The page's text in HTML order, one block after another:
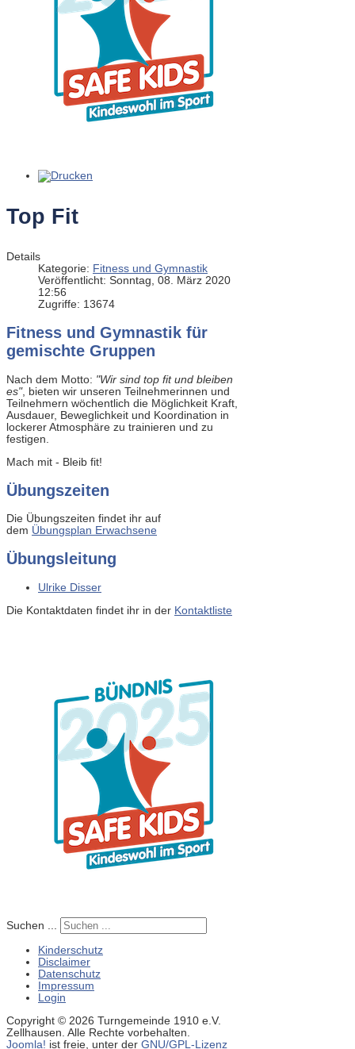
Top Fit
Details
Kategorie: Fitness und Gymnastik
Veröffentlicht: Sonntag, 08. März 2020
12:56
Zugriffe: 13674
Fitness und Gymnastik für
gemischte Gruppen
Nach dem Motto: "Wir sind top fit und bleiben
es", bieten wir unseren Teilnehmerinnen und
Teilnehmern wöchentlich die Möglichkeit Kraft,
Ausdauer, Beweglichkeit und Koordination in
lockerer Atmosphäre zu trainieren und zu
festigen.
Mach mit - Bleib fit!
Übungszeiten
Die Übungszeiten findet ihr auf
dem Übungsplan Erwachsene
Übungsleitung
Ulrike Disser
Die Kontaktdaten findet ihr in der Kontaktliste
Suchen ...
Kinderschutz
Disclaimer
Datenschutz
Impressum
Login
Copyright © 2026 Turngemeinde 1910 e.V.
Zellhausen. Alle Rechte vorbehalten.
Joomla! ist freie, unter der GNU/GPL-Lizenz